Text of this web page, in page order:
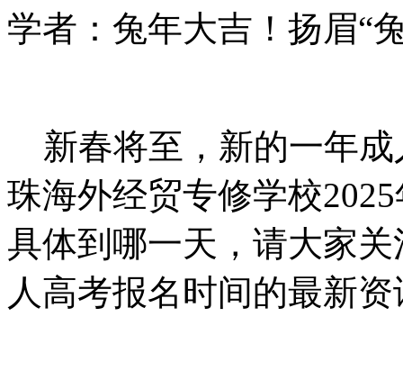
学者：兔年大吉！扬眉“
新春将至，新的一年成
珠海外经贸专修学校
具体到哪一天，请大家
人高考报名时间的最新资